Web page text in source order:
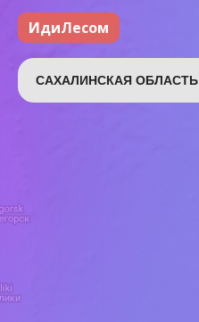
ИдиЛесом
САХАЛИНСКАЯ ОБЛАСТЬ